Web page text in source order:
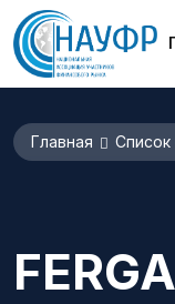
Главная Список